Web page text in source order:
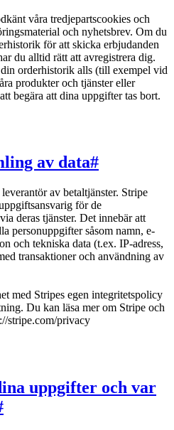
våra tredjepartscookies och
och nyhetsbrev. Om du
för att skicka erbjudanden
du alltid rätt att avregistrera dig.
orderhistorik alls (till exempel vid
produkter och tjänster eller
begära att dina uppgifter tas bort.
av data#
av betaltjänster. Stripe
för de
deras tjänster. Det innebär att
personuppgifter såsom namn, e-
och tekniska data (t.ex. IP-adress,
transaktioner och användning av
med Stripes egen integritetspolicy
Du kan läsa mer om Stripe och
stripe.com/privacy
uppgifter och var